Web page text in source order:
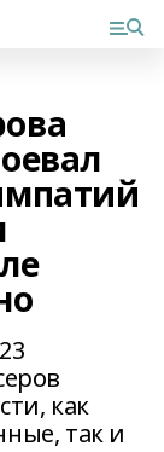
как
так и